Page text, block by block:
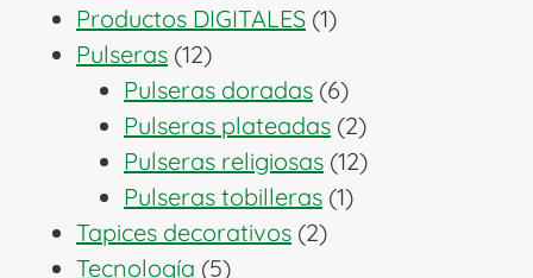
productos
Productos DIGITALES 11
Pulseras 1212
productos
Pulseras doradas 66
productos
Pulseras plateadas 22
productos
Pulseras religiosas 1212
Pulseras tobilleras 11
Tapices decorativos 22
Tecnología 55